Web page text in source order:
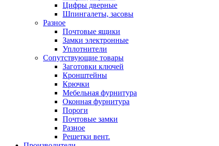
Цифры дверные
Шпингалеты, засовы
Разное
Почтовые ящики
Замки электронные
Уплотнители
Сопутствующие товары
Заготовки ключей
Кронштейны
Крючки
Мебельная фурнитура
Оконная фурнитура
Пороги
Почтовые замки
Разное
Решетки вент.